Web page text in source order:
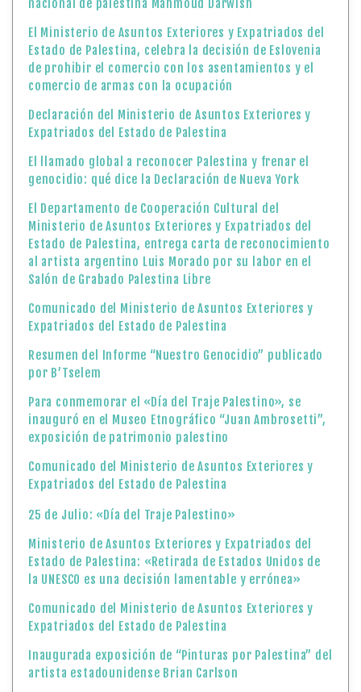
nacional de palestina Mahmoud Darwish
El Ministerio de Asuntos Exteriores y Expatriados del
Estado de Palestina, celebra la decisión de Eslovenia
de prohibir el comercio con los asentamientos y el
comercio de armas con la ocupación
Declaración del Ministerio de Asuntos Exteriores y
Expatriados del Estado de Palestina
El llamado global a reconocer Palestina y frenar el
genocidio: qué dice la Declaración de Nueva York
El Departamento de Cooperación Cultural del
Ministerio de Asuntos Exteriores y Expatriados del
Estado de Palestina, entrega carta de reconocimiento
al artista argentino Luis Morado por su labor en el
Salón de Grabado Palestina Libre
Comunicado del Ministerio de Asuntos Exteriores y
Expatriados del Estado de Palestina
Resumen del Informe “Nuestro Genocidio” publicado
por B’Tselem
Para conmemorar el «Día del Traje Palestino», se
inauguró en el Museo Etnográfico “Juan Ambrosetti”,
exposición de patrimonio palestino
Comunicado del Ministerio de Asuntos Exteriores y
Expatriados del Estado de Palestina
25 de Julio: «Día del Traje Palestino»
Ministerio de Asuntos Exteriores y Expatriados del
Estado de Palestina: «Retirada de Estados Unidos de
la UNESCO es una decisión lamentable y errónea»
Comunicado del Ministerio de Asuntos Exteriores y
Expatriados del Estado de Palestina
Inaugurada exposición de “Pinturas por Palestina” del
artista estadounidense Brian Carlson